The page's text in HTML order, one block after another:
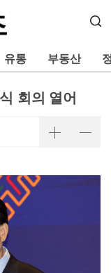
유통 부동산
회의 열어